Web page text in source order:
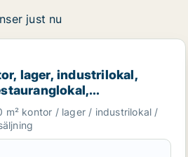
just nu
lager, industrilokal, butik,
lager, industrilokal,
bostadsfastighet, hotell
i Grästorp, Vara eller
kontor / lager / industrilokal /